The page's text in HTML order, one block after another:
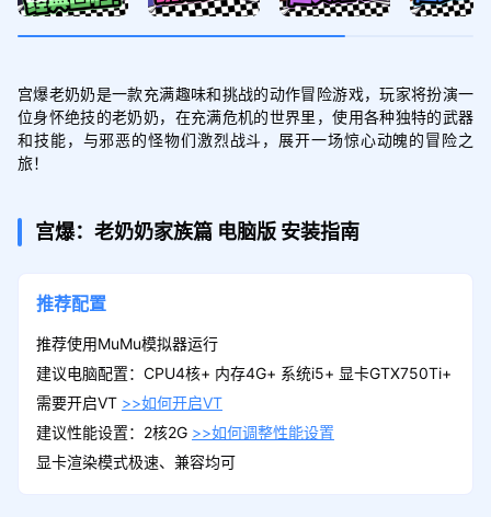
宫爆老奶奶是一款充满趣味和挑战的动作冒险游戏，玩家将扮演一
位身怀绝技的老奶奶，在充满危机的世界里，使用各种独特的武器
和技能，与邪恶的怪物们激烈战斗，展开一场惊心动魄的冒险之
旅！
宫爆：老奶奶家族篇 电脑版 安装指南
推荐配置
推荐使用MuMu模拟器运行
建议电脑配置：CPU4核+ 内存4G+ 系统i5+ 显卡GTX750Ti+
需要开启VT >>如何开启VT
建议性能设置：2核2G >>如何调整性能设置
显卡渲染模式极速、兼容均可